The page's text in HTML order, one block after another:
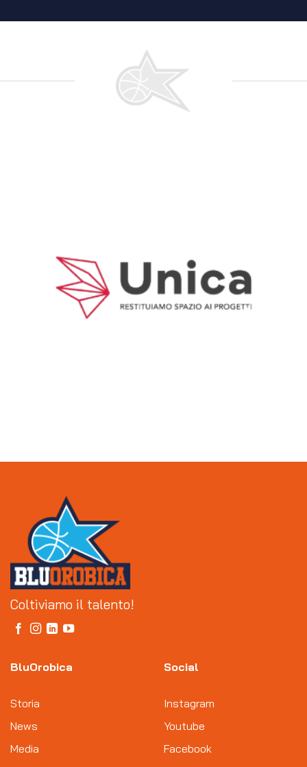
Coltiviamo il talento!
BluOrobica
Storia
News
Media
Social
Instagram
Youtube
Facebook